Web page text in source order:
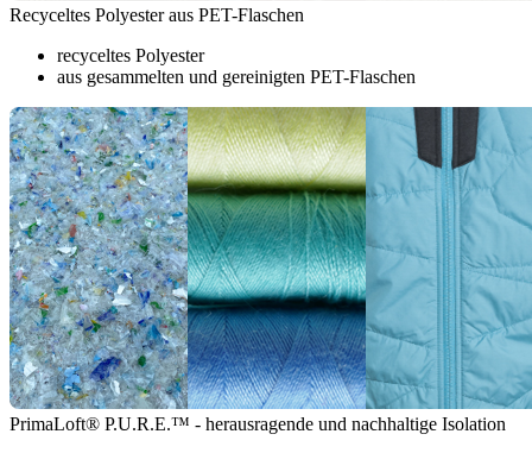
Recyceltes Polyester aus PET-Flaschen
recyceltes Polyester
aus gesammelten und gereinigten PET-Flaschen
PrimaLoft® P.U.R.E.™ - herausragende und nachhaltige Isolation